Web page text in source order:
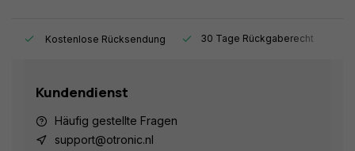
Kostenlose Rücksendung 30 Tage Rückgaberecht
Kundendienst
Häufig gestellte Fragen
support@otronic.nl